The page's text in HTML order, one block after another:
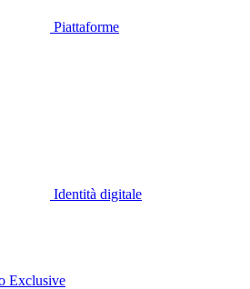
Piattaforme
Identità digitale
Exclusive